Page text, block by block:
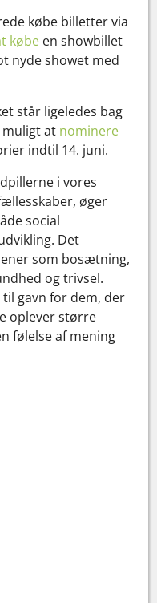
købe billetter via
købe en showbillet
nyde showet med
står ligeledes bag
at nominere
indtil 14. juni.
i vores
øger
social
Det
som bosætning,
og trivsel.
gavn for dem, der
oplever større
følelse af mening